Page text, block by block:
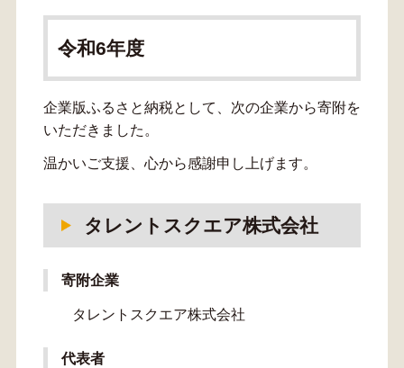
令和6年度
企業版ふるさと納税として、次の企業から寄附を
いただきました。
温かいご支援、心から感謝申し上げます。
タレントスクエア株式会社
寄附企業
タレントスクエア株式会社
代表者